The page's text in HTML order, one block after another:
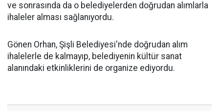
ve sonrasında da o belediyelerden doğrudan alımlarla
ihaleler alması sağlanıyordu.
Gönen Orhan, Şişli Belediyesi'nde doğrudan alım
ihalelerle de kalmayıp, belediyenin kültür sanat
alanındaki etkinliklerini de organize ediyordu.